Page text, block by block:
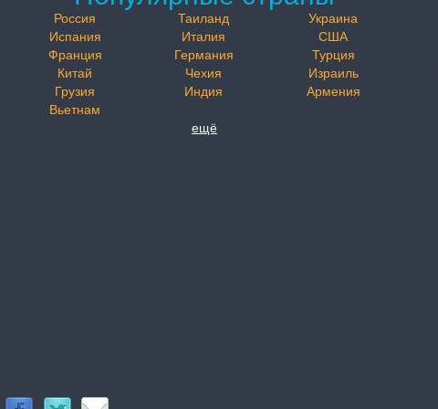
Россия Таиланд
Украина
Испания
Италия
США
Франция
Германия
Турция
Китай
Чехия
Израиль
Грузия
Индия
Армения
Вьетнам
ещё